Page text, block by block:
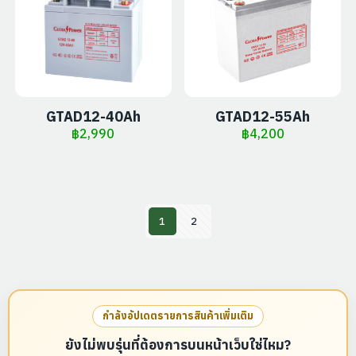
GTAD12-40Ah
฿2,990
GTAD12-55Ah
฿4,200
1 2
กำลังอัปเดตรายการสินค้าเพิ่มเติม
ยังไม่พบรุ่นที่ต้องการบนหน้าเว็บใช่ไหม?